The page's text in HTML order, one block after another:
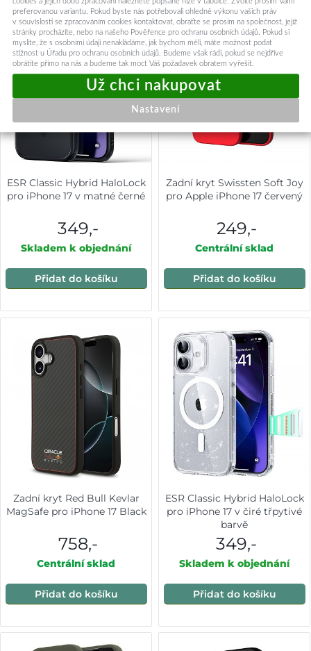
ESR Classic Hybrid HaloLock
pro iPhone 17 v matné černé
349,-
Skladem k objednání
Přidat do košíku
Zadní kryt Swissten Soft Joy
pro Apple iPhone 17 červený
249,-
Centrální sklad
Přidat do košíku
Zadní kryt Red Bull Kevlar
MagSafe pro iPhone 17 Black
758,-
Centrální sklad
Přidat do košíku
ESR Classic Hybrid HaloLock
pro iPhone 17 v čiré třpytivé
barvě
349,-
Skladem k objednání
Přidat do košíku
preferovanou variantu. Pokud byste nás potřebovali ohledně výkonu vašich práv
v souvislosti se zpracováním cookies kontaktovat, obraťte se prosím na společnost, jejíž
stránky procházíte, nebo na našeho Pověřence pro ochranu osobních údajů. Pokud si
myslíte, že s osobními údaji nenakládáme, jak bychom měli, máte možnost podat
stížnost u Úřadu pro ochranu osobních údajů. Budeme však rádi, pokud se nejdříve
obrátíte přímo na nás a budeme tak moct Váš požadavek obratem vyřešit.
Nastavení